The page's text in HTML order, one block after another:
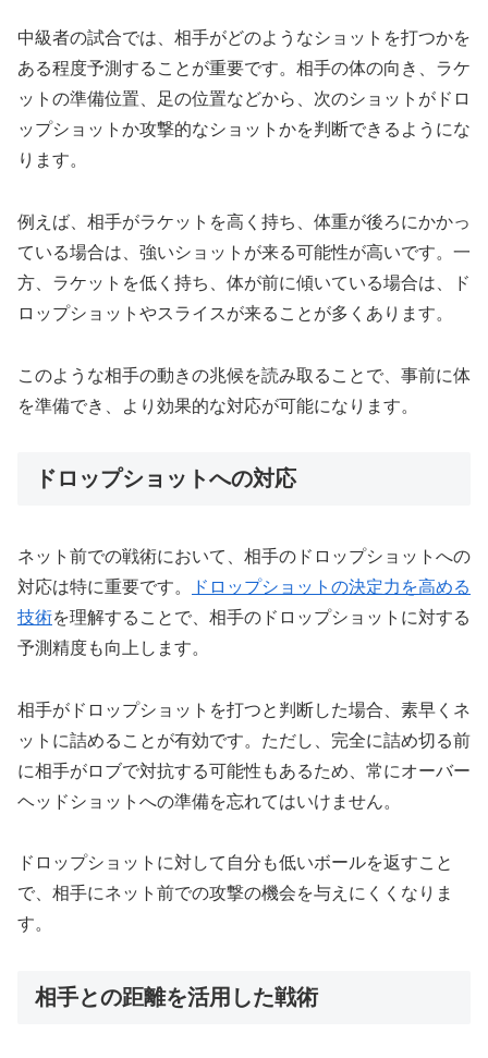
中級者の試合では、相手がどのようなショットを打つかを
ある程度予測することが重要です。相手の体の向き、ラケ
ットの準備位置、足の位置などから、次のショットがドロ
ップショットか攻撃的なショットかを判断できるようにな
ります。
例えば、相手がラケットを高く持ち、体重が後ろにかかっ
ている場合は、強いショットが来る可能性が高いです。一
方、ラケットを低く持ち、体が前に傾いている場合は、ド
ロップショットやスライスが来ることが多くあります。
このような相手の動きの兆候を読み取ることで、事前に体
を準備でき、より効果的な対応が可能になります。
ドロップショットへの対応
ネット前での戦術において、相手のドロップショットへの
対応は特に重要です。
ドロップショットの決定力を高める
技術を理解することで、相手のドロップショットに対する
予測精度も向上します。
相手がドロップショットを打つと判断した場合、素早くネ
ットに詰めることが有効です。ただし、完全に詰め切る前
に相手がロブで対抗する可能性もあるため、常にオーバー
ヘッドショットへの準備を忘れてはいけません。
ドロップショットに対して自分も低いボールを返すこと
で、相手にネット前での攻撃の機会を与えにくくなりま
す。
相手との距離を活用した戦術